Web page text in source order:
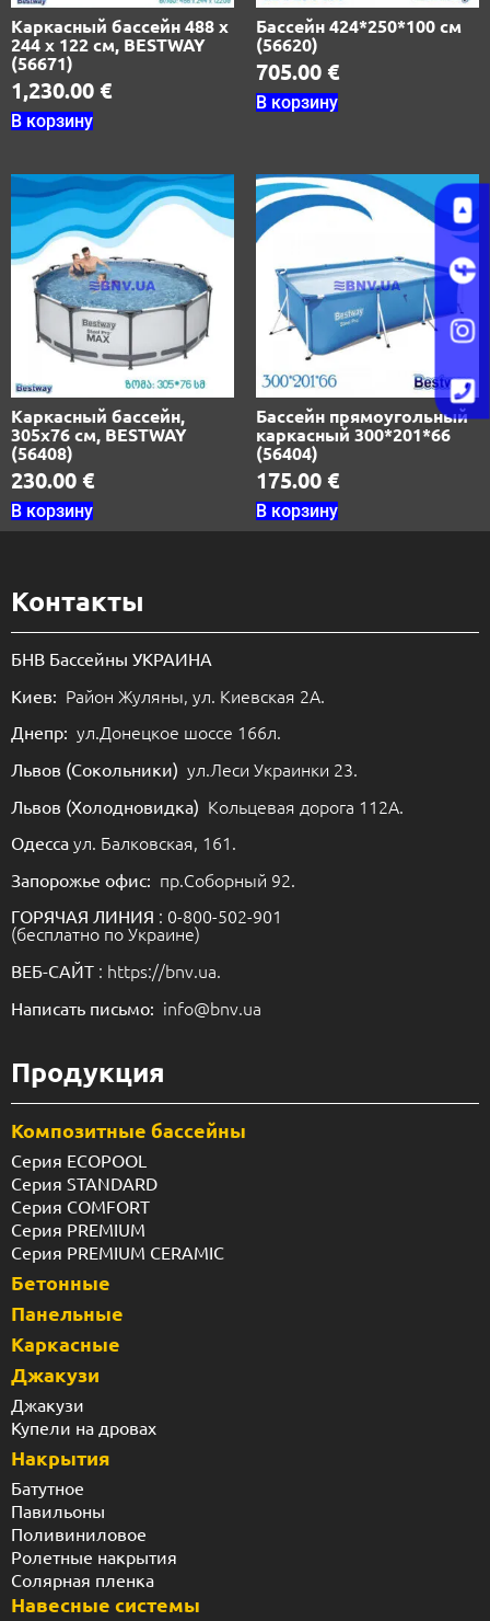
Каркасный бассейн 488 х
244 х 122 см, BESTWAY
(56671)
1,230.00 €
В корзину
Бассейн 424*250*100 см
(56620)
705.00 €
В корзину
Каркасный бассейн,
305х76 см, BESTWAY
(56408)
230.00 €
В корзину
Бассейн прямоугольный
каркасный 300*201*66
(56404)
175.00 €
В корзину
Контакты
БНВ Бассейны УКРАИНА
Киев: Район Жуляны, ул. Киевская 2А.
Днепр: ул.Донецкое шоссе 166л.
Львов (Сокольники) ул.Леси Украинки 23.
Львов (Холодновидка) Кольцевая дорога 112А.
Одесса ул. Балковская, 161.
Запорожье офис: пр.Соборный 92.
ГОРЯЧАЯ ЛИНИЯ : 0-800-502-901
(бесплатно по Украине)
ВЕБ-САЙТ : https://bnv.ua.
Написать письмо: info@bnv.ua
Продукция
Композитные бассейны
Серия ECOPOOL
Серия STANDARD
Серия COMFORT
Серия PREMIUM
Серия PREMIUM CERAMIC
Бетонные
Панельные
Каркасные
Джакузи
Джакузи
Купели на дровах
Накрытия
Батутное
Павильоны
Поливиниловое
Ролетные накрытия
Солярная пленка
Навесные системы